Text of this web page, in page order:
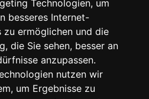
Technologien, um
besseres Internet-
zu ermöglichen und die
die Sie sehen, besser an
anzupassen.
nutzen wir
um Ergebnisse zu